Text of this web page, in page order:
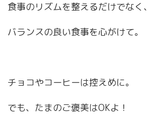
食事のリズムを整えるだけでなく、
バランスの良い食事を心がけて。
チョコやコーヒーは控えめに。
でも、たまのご褒美はOKよ！